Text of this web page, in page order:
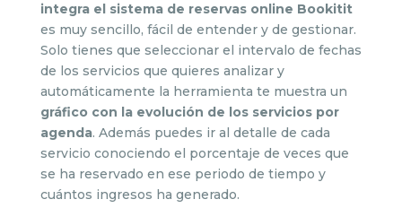
integra el sistema de reservas online Bookitit
es muy sencillo, fácil de entender y de gestionar.
Solo tienes que seleccionar el intervalo de fechas
de los servicios que quieres analizar y
automáticamente la herramienta te muestra un
gráfico con la evolución de los servicios por
agenda. Además puedes ir al detalle de cada
servicio conociendo el porcentaje de veces que
se ha reservado en ese periodo de tiempo y
cuántos ingresos ha generado.